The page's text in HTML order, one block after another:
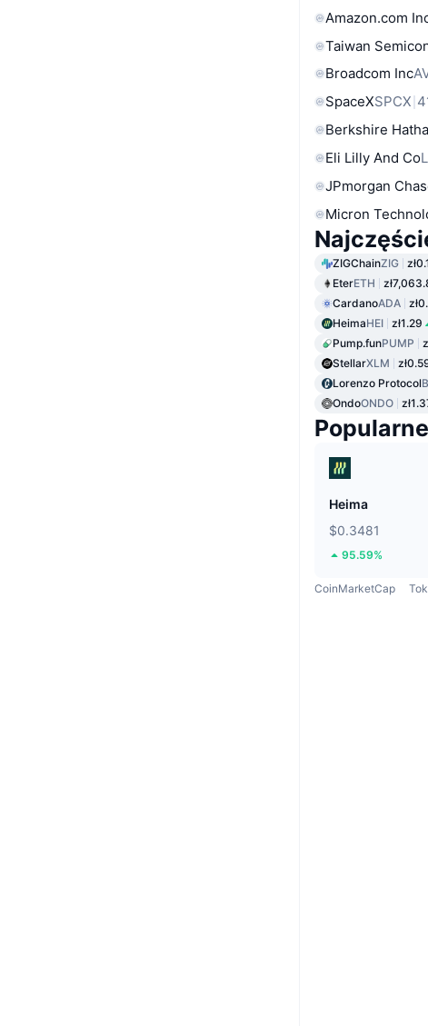
Amazon.com
Taiwan
Broadcom Inc
SpaceXSPCX
Berkshire
Eli Lilly And Co
JPmorgan
Micron
ZIGChainZIG
EterETH
CardanoADA
HeimaHEI zł1.29
Pump.funPUMP
StellarXLM
Lorenzo Protocol
OndoONDO
Popularne
Heima
$0.3481
95.59%
CoinMarketCap